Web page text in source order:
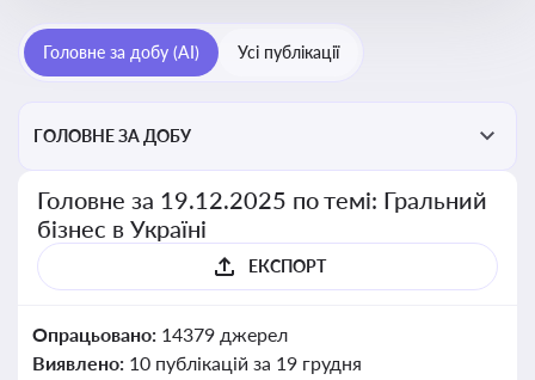
реальні кейси
Головне за добу (AI) Усі публікації
ГОЛОВНЕ ЗА ДОБУ
Головне за 19.12.2025 по темі: Гральний
бізнес в Україні
ЕКСПОРТ
Опрацьовано: 14379 джерел
Виявлено: 10 публікацій за 19 грудня